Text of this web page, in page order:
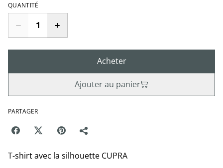
QUANTITÉ
Acheter
Ajouter au panier
PARTAGER
T-shirt avec la silhouette CUPRA